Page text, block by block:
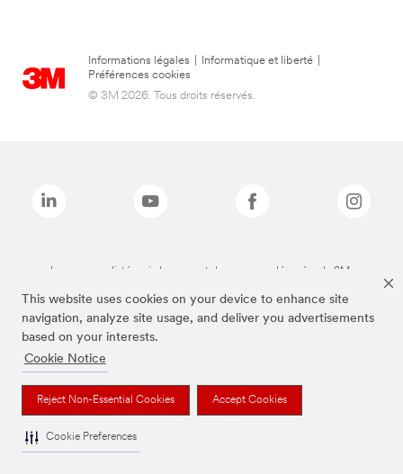
This website uses cookies on your device to enhance site
navigation, analyze site usage, and deliver you advertisements
based on your interests.
Cookie Notice
Reject Non-Essential Cookies Accept Cookies
Cookie Preferences
Informations légales Informatique et liberté
Préférences cookies
© 3M 2026. Tous droits réservés.
Les marques listées ci-dessus sont des marques déposées de 3M.